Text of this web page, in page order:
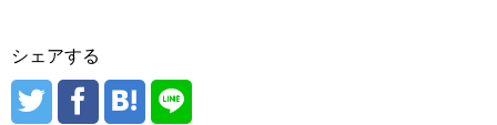
シェアする